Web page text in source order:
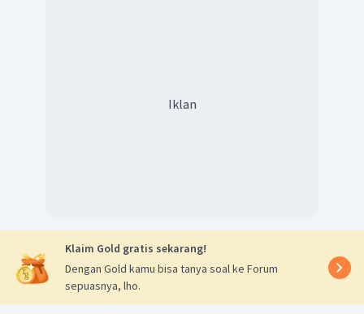
Iklan
Klaim Gold gratis sekarang!
Dengan Gold kamu bisa tanya soal ke Forum
sepuasnya, lho.